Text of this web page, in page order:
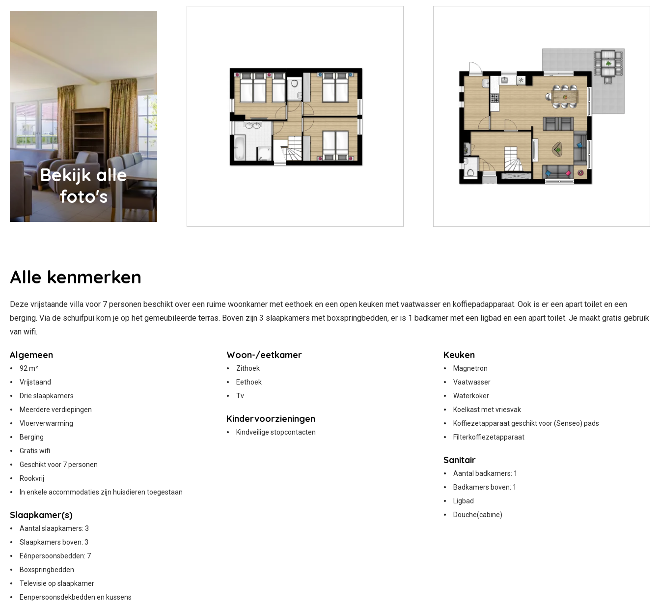
Bekijk alle
foto's
Alle kenmerken
Deze vrijstaande villa voor 7 personen beschikt over een ruime woonkamer met eethoek en een open keuken met vaatwasser en koffiepadapparaat. Ook is er een apart toilet en een
berging. Via de schuifpui kom je op het gemeubileerde terras. Boven zijn 3 slaapkamers met boxspringbedden, er is 1 badkamer met een ligbad en een apart toilet. Je maakt gratis gebruik
van wifi.
Algemeen
92 m²
Vrijstaand
Drie slaapkamers
Meerdere verdiepingen
Vloerverwarming
Berging
Gratis wifi
Geschikt voor 7 personen
Rookvrij
In enkele accommodaties zijn huisdieren toegestaan
Slaapkamer(s)
Aantal slaapkamers: 3
Slaapkamers boven: 3
Eénpersoonsbedden: 7
Boxspringbedden
Televisie op slaapkamer
Eenpersoonsdekbedden en kussens
Woon-/eetkamer
Zithoek
Eethoek
Tv
Kindervoorzieningen
Kindveilige stopcontacten
Keuken
Magnetron
Vaatwasser
Waterkoker
Koelkast met vriesvak
Koffiezetapparaat geschikt voor (Senseo) pads
Filterkoffiezetapparaat
Sanitair
Aantal badkamers: 1
Badkamers boven: 1
Ligbad
Douche(cabine)